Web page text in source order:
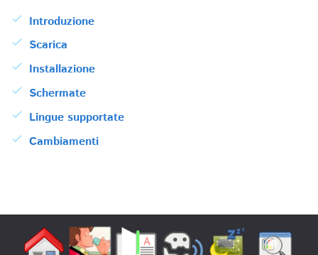
Introduzione
Scarica
Installazione
Schermate
Lingue supportate
Cambiamenti